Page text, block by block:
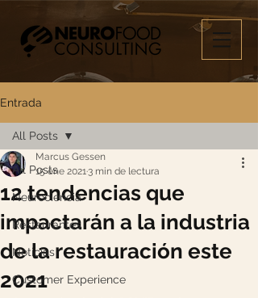
Entrada
All Posts
Neurociencia
Restaurantes
Noticias
Customer Experience
All Posts
12 tendencias que
impactarán a la industria
de la restauración este
2021
Marcus Gessen
15 ene 20213 min de lectura